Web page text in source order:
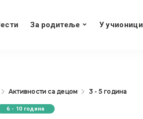
За родитеље У учионици
Активности са децом 3 - 5 година
6 - 10 година